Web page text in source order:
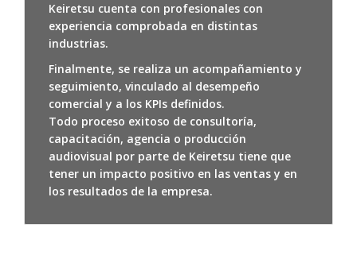
Keiretsu cuenta con profesionales con
experiencia comprobada en distintas
industrias.
Finalmente, se realiza un acompañamiento y
seguimiento, vinculado al desempeño
comercial y a los KPIs definidos.
Todo proceso exitoso de consultoría,
capacitación, agencia o producción
audiovisual por parte de Keiretsu tiene que
tener un impacto positivo en las ventas y en
los resultados de la empresa.